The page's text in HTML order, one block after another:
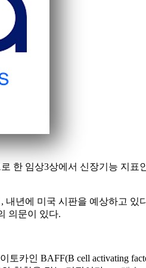
한 임상3상에서 신장기능 지표
년에 미국 시판을 예상하고 있
의문이 있다.
카인 BAFF(B cell activating